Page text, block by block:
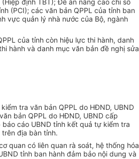
định TBT); Đề án nâng cao chỉ số
(PCI); các văn bản QPPL của tỉnh ban
vực quản lý nhà nước của Bộ, ngành
của tỉnh còn hiệu lực thi hành, danh
hành và danh mục văn bản đề nghị sửa
tra văn bản QPPL do HĐND, UBND
bản QPPL do HĐND, UBND cấp
cáo UBND tỉnh kết quả tự kiểm tra
địa bàn tỉnh.
quan có liên quan rà soát, hệ thống hóa
tỉnh ban hành đảm bảo nội dung và